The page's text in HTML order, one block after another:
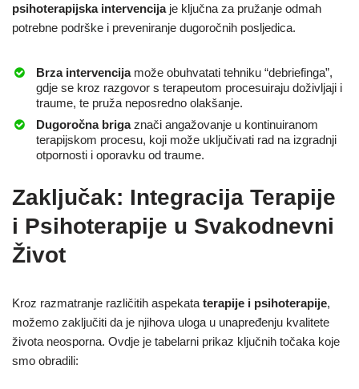
psihoterapijska intervencijaje ključna za pružanje odmah
potrebne podrške i preveniranje dugoročnih posljedica.
Brza intervencijamože obuhvatati tehniku “debriefinga”,
gdje se kroz razgovor s terapeutom procesuiraju doživljaji i
traume, te pruža neposredno olakšanje.
Dugoročna brigaznači angažovanje u kontinuiranom
terapijskom procesu, koji može uključivati rad na izgradnji
otpornosti i oporavku od traume.
Zaključak: Integracija Terapije
i Psihoterapije u Svakodnevni
Život
Kroz razmatranje različitih aspekata terapije i psihoterapije,
možemo zaključiti da je njihova uloga u unapređenju kvalitete
života neosporna. Ovdje je tabelarni prikaz ključnih točaka koje
smo obradili: